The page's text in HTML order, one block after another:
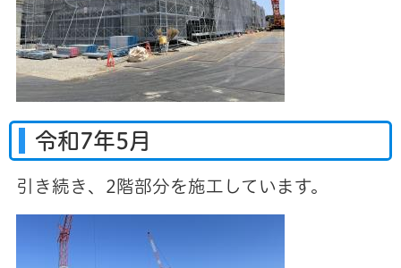
令和7年5月
引き続き、2階部分を施工しています。